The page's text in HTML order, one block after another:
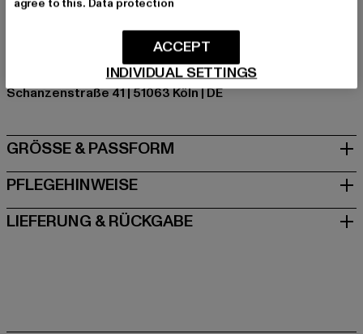
Art.Nr: 6076047-02812
Hersteller: Urban Styles Agency GmbH & Co. KG |
agentur@urbanstylesagency.com
Schanzenstraße 41 | 51063 Köln | DE
GRÖSSE & PASSFORM
PFLEGEHINWEISE
LIEFERUNG & RÜCKGABE
INDIVIDUAL SETTINGS
ACCEPT